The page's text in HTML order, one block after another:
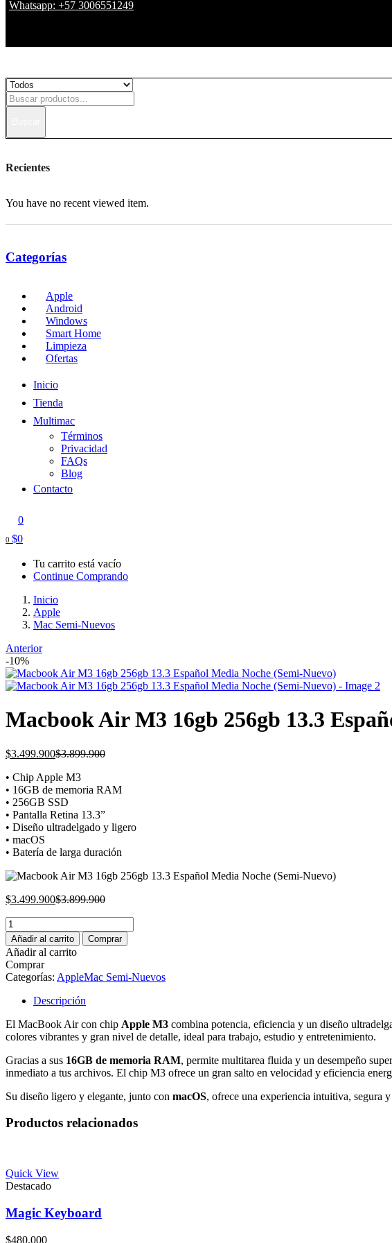
Whatsapp: +57 3006551249
Recientes
You have no recent viewed item.
Categorías
Apple
Android
Windows
Smart Home
Limpieza
Ofertas
Inicio
Tienda
Multimac
Términos
Privacidad
FAQs
Blog
Contacto
0
0 $0
Tu carrito está vacío
Continue Comprando
Inicio
Apple
Mac Semi-Nuevos
Anterior
-10%
Macbook Air M3 16gb 256gb 13.3
$3.499.900Current
is:
$3.499.900.
$3.899.900Original
$3.899.900.
• Chip Apple M3
• 16GB de memoria RAM
• 256GB SSD
• Pantalla Retina 13.3”
• Diseño ultradelgado y ligero
• macOS
• Batería de larga duración
$3.499.900Current
$3.499.900.
$3.899.900Original
$3.899.900.
Macbook
Air
M3
16gb
256gb
13.3
Español
Noche
(Semi-
cantidad
Añadir al carrito Comprar
Añadir al carrito
Comprar
Categorías: AppleMac Semi-Nuevos
Descripción
El MacBook Air con chip Apple M3 combina potencia, eficiencia y un diseño
colores vibrantes y gran nivel de detalle, ideal para trabajo, estudio y entretenimiento.
Gracias a sus 16GB de memoria RAM, permite multitarea fluida y un desempeño
inmediato a tus archivos. El chip M3 ofrece un gran salto en velocidad y eficiencia
Su diseño ligero y elegante, junto con macOS, ofrece una experiencia intuitiva, segura
Productos relacionados
Quick View
Destacado
Magic Keyboard
$480.000